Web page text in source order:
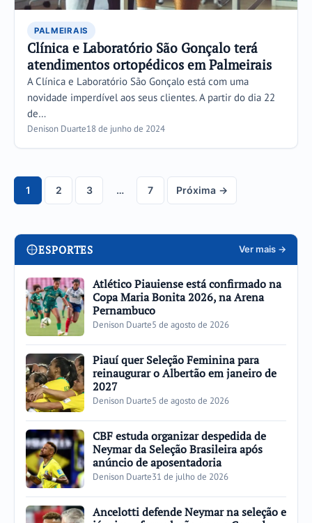
PALMEIRAIS
Clínica e Laboratório São Gonçalo terá
atendimentos ortopédicos em Palmeirais
A Clínica e Laboratório São Gonçalo está com uma
novidade imperdível aos seus clientes. A partir do dia 22
de…
Denison Duarte18 de junho de 2024
Navegação
páginas
1 2 3 … 7 Próxima →
ESPORTES Ver mais →
Atlético Piauiense está confirmado na
Copa Maria Bonita 2026, na Arena
Pernambuco
Denison Duarte5 de agosto de 2026
Piauí quer Seleção Feminina para
reinaugurar o Albertão em janeiro de
2027
Denison Duarte5 de agosto de 2026
CBF estuda organizar despedida de
Neymar da Seleção Brasileira após
anúncio de aposentadoria
Denison Duarte31 de julho de 2026
Ancelotti defende Neymar na seleção e